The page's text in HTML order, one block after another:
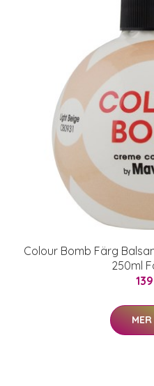
Colour Bomb Färg
250ml